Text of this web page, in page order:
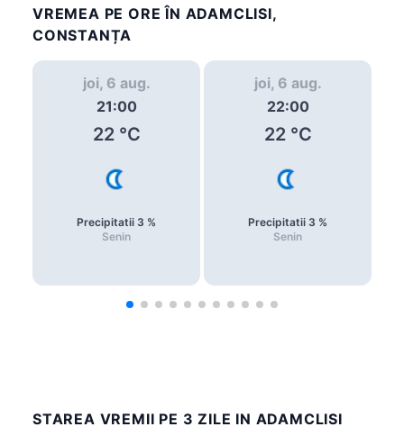
VREMEA PE ORE ÎN ADAMCLISI,
CONSTANȚA
joi, 6 aug.
21:00
22°C
Precipitatii 3 %
Senin
joi, 6 aug.
22:00
22°C
Precipitatii 3 %
Senin
STAREA VREMII PE 3 ZILE IN ADAMCLISI